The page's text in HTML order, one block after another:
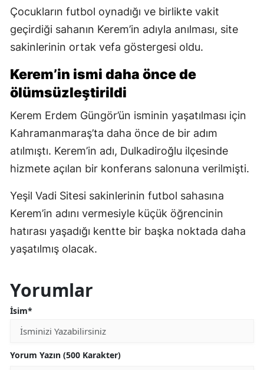
Çocukların futbol oynadığı ve birlikte vakit
geçirdiği sahanın Kerem’in adıyla anılması, site
sakinlerinin ortak vefa göstergesi oldu.
Kerem’in ismi daha önce de
ölümsüzleştirildi
Kerem Erdem Güngör’ün isminin yaşatılması için
Kahramanmaraş’ta daha önce de bir adım
atılmıştı. Kerem’in adı, Dulkadiroğlu ilçesinde
hizmete açılan bir konferans salonuna verilmişti.
Yeşil Vadi Sitesi sakinlerinin futbol sahasına
Kerem’in adını vermesiyle küçük öğrencinin
hatırası yaşadığı kentte bir başka noktada daha
yaşatılmış olacak.
Yorumlar
İsim*
Yorum Yazın (500 Karakter)